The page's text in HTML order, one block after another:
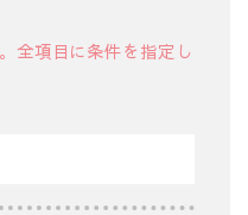
全項目に条件を指定し